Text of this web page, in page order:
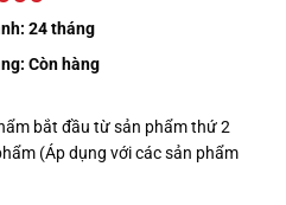
24 tháng
Còn hàng
bắt đầu từ sản phẩm thứ 2
(Áp dụng với các sản phẩm